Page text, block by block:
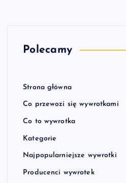
Polecamy
Strona główna
Co przewozi się wywrotkami
Co to wywrotka
Kategorie
Najpopularniejsze wywrotki
Producenci wywrotek